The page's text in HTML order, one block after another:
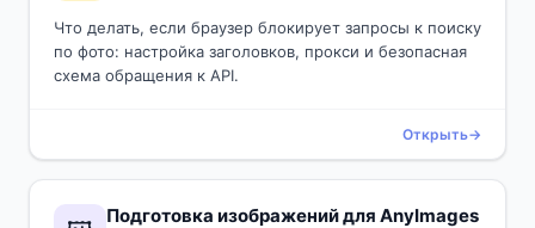
Что делать, если браузер блокирует запросы к поиску
по фото: настройка заголовков, прокси и безопасная
схема обращения к API.
Открыть
Подготовка изображений для AnyImages